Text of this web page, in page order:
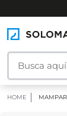
HOME